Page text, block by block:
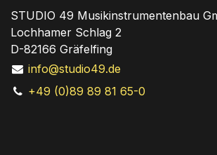
STUDIO 49 Musikinstrumentenbau
Lochhamer Schlag 2
D-82166 Gräfelfing
info@studio49.de
+49 (0)89 89 81 65-0